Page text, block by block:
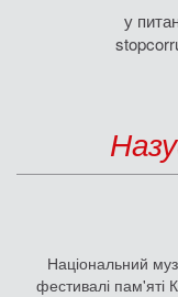
у
Національний
фестивалі пам'яті